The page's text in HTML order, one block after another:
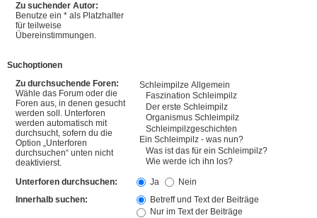
Zu suchender Autor:
Benutze ein * als Platzhalter
für teilweise
Übereinstimmungen.
Suchoptionen
Zu durchsuchende Foren:
Wähle das Forum oder die
Foren aus, in denen gesucht
werden soll. Unterforen
werden automatisch mit
durchsucht, sofern du die
Option „Unterforen
durchsuchen“ unten nicht
deaktivierst.
Unterforen durchsuchen:
Ja
Nein
Innerhalb suchen:
Betreff und Text der Beiträge
Nur im Text der Beiträge